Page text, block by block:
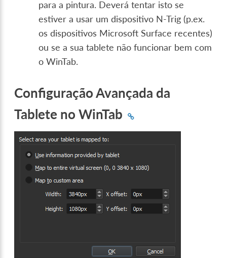
para a pintura. Deverá tentar isto se
estiver a usar um dispositivo N-Trig (p.ex.
os dispositivos Microsoft Surface recentes)
ou se a sua tablete não funcionar bem com
o WinTab.
Configuração Avançada da
Tablete no WinTab